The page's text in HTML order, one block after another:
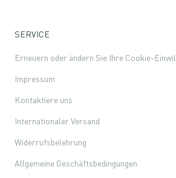
SERVICE
Erneuern oder ändern Sie Ihre Cookie-
Impressum
Kontaktiere uns
Internationaler Versand
Widerrufsbelehrung
Allgemeine Geschäftsbedingungen